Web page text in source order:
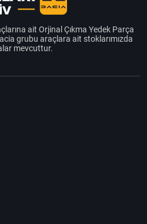
ait Orjinal Çıkma Yedek Parça
grubu araçlara ait stoklarımızda
mevcuttur.